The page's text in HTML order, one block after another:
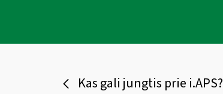
Kas gali jungtis prie i.APS?